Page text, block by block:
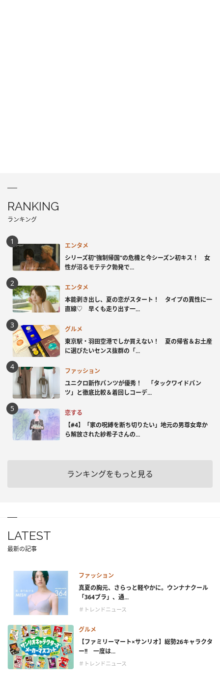
RANKING
ランキング
エンタメ
シリーズ初“強制帰国”の危機と今シーズン初キス！ 女
性が沼るモテテク勃発で...
エンタメ
本能剥き出し、夏の恋がスタート！ タイプの異性に一
直線♡ 早くも走り出す一...
グルメ
東京駅・羽田空港でしか買えない！ 夏の帰省＆お土産
に選びたいセンス抜群の「...
ファッション
ユニクロ新作パンツが優秀！ 「タックワイドパン
ツ」と徹底比較＆着回しコーデ...
恋する
【#4】「家の呪縛を断ち切りたい」地元の男尊女卑か
ら解放された紗希子さんの...
ランキングをもっと見る
LATEST
最新の記事
ファッション
真夏の胸元、さらっと軽やかに。ウンナナクール
「364ブラ」、通...
＃トレンドニュース
グルメ
【ファミリーマート×サンリオ】総勢26キャラクタ
ー!! 一度は...
＃トレンドニュース